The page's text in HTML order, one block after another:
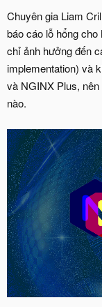
Chuyên gia Liam
báo cáo lỗ hổng
chỉ ảnh hưởng đến
implementation) và
và NGINX Plus,
nào.